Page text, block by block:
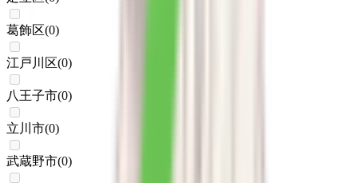
葛飾区(0)
江戸川区(0)
八王子市(0)
立川市(0)
武蔵野市(0)